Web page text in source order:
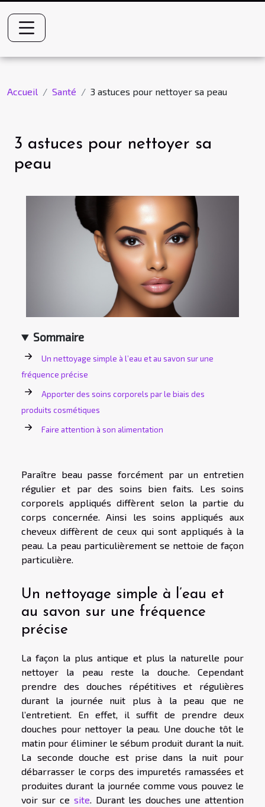
Accueil Santé 3 astuces pour nettoyer sa peau
3 astuces pour nettoyer sa
peau
Sommaire
Un nettoyage simple à l’eau et au savon sur une
fréquence précise
Apporter des soins corporels par le biais des
produits cosmétiques
Faire attention à son alimentation
Paraître beau passe forcément par un entretien
régulier et par des soins bien faits. Les soins
corporels appliqués diffèrent selon la partie du
corps concernée. Ainsi les soins appliqués aux
cheveux diffèrent de ceux qui sont appliqués à la
peau. La peau particulièrement se nettoie de façon
particulière.
Un nettoyage simple à l’eau et
au savon sur une fréquence
précise
La façon la plus antique et plus la naturelle pour
nettoyer la peau reste la douche. Cependant
prendre des douches répétitives et régulières
durant la journée nuit plus à la peau que ne
l’entretient. En effet, il suffit de prendre deux
douches pour nettoyer la peau. Une douche tôt le
matin pour éliminer le sébum produit durant la nuit.
La seconde douche est prise dans la nuit pour
débarrasser le corps des impuretés ramassées et
produites durant la journée comme vous pouvez le
voir sur ce site. Durant les douches une attention